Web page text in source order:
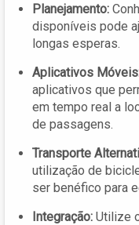
Planejamento:
disponíveis pode
longas esperas.
Aplicativos
aplicativos que
em tempo real a
de passagens.
Transporte
utilização de
ser benéfico para
Integração: Utilize